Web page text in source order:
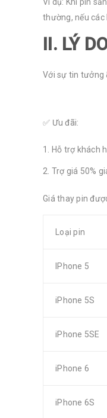
thường, nếu các
II. LÝ
Với sự tin tưởng
✅ Ưu đãi:
Hỗ trợ khách
Trợ giá 50%
Giá thay pin
Loại pin
IPhone 5
iPhone 5S
iPhone 5SE
iPhone 6
iPhone 6S